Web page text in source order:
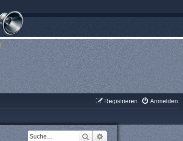
Anmelden
Registrieren
Suche
Erweiterte Suche